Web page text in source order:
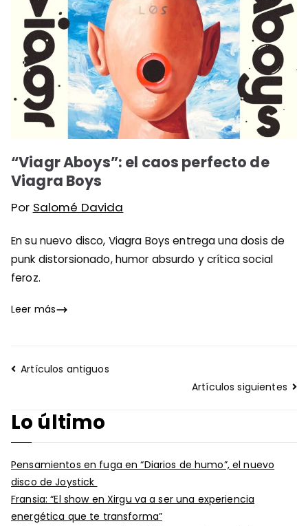
“Viagr Aboys”: el caos perfecto de
Viagra Boys
Por Salomé Davida
En su nuevo disco, Viagra Boys entrega una dosis de
punk distorsionado, humor absurdo y crítica social
feroz.
Leer más
Navegación
Artículos antiguos
Artículos siguientes
Lo último
Pensamientos en fuga en “Diarios de humo”, el nuevo
disco de Joystick
Fransia: “El show en Xirgu va a ser una experiencia
energética que te transforma”